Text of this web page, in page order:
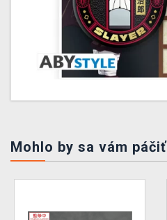
Mohlo by sa vám páčiť